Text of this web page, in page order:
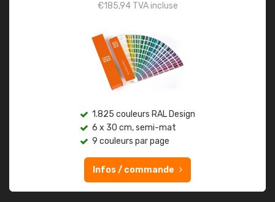
€185,94TVA incluse
1.825 couleurs RAL Design
6 x 30 cm, semi-mat
9 couleurs par page
Infos / commande